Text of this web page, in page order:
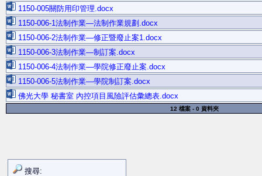
1150-005關防用印管理.docx
1150-006-1法制作業—法制作業規劃.docx
1150-006-2法制作業—修正暨廢止案1.docx
1150-006-3法制作業—制訂案.docx
1150-006-4法制作業—學院修正廢止案.docx
1150-006-5法制作業—學院制訂案.docx
佛光大學 秘書室 內控項目風險評估彙總表.docx
12 檔案 - 0 資料夾
搜尋: